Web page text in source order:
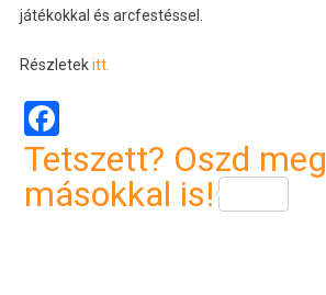
játékokkal és arcfestéssel.
Részletekitt.
Facebook
Tetszett? Oszd meg
másokkal is!